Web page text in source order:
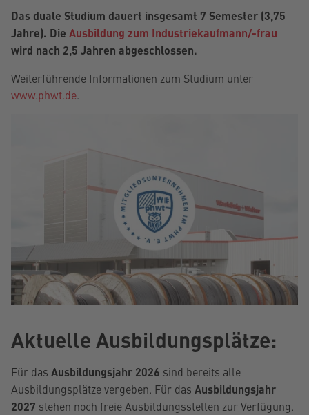
Das duale Studium dauert insgesamt 7 Semester (3,75
Jahre). Die Ausbildung zum Industriekaufmann/-frau
wird nach 2,5 Jahren abgeschlossen.
Weiterführende Informationen zum Studium unter
www.phwt.de.
Aktuelle Ausbildungsplätze:
Für das Ausbildungsjahr 2026 sind bereits alle
Ausbildungsplätze vergeben. Für das Ausbildungsjahr
2027 stehen noch freie Ausbildungsstellen zur Verfügung.